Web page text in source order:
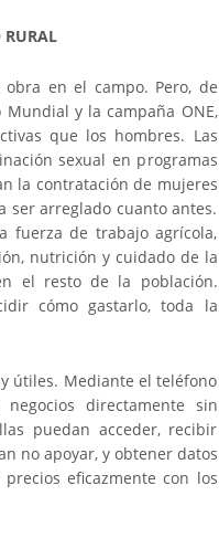
RURAL
en el campo. Pero, de
y la campaña ONE,
que los hombres. Las
sexual en programas
la contratación de mujeres
ser arreglado cuanto antes.
fuerza de trabajo agrícola,
nutrición y cuidado de la
el resto de la población.
cómo gastarlo, toda la
útiles. Mediante el teléfono
directamente sin
puedan acceder, recibir
no apoyar, y obtener datos
eficazmente con los